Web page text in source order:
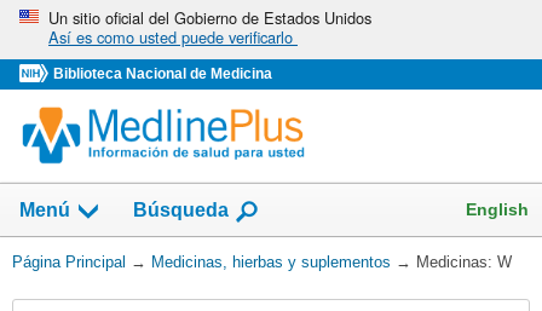
Omita
vaya
al
Contenido
Un sitio oficial del Gobierno de Estados Unidos
Así es como usted puede verificarlo
Biblioteca Nacional de Medicina
Menú
Mostrar
campo
de
Búsqueda English
Usted
Página Principal → Medicinas, hierbas y suplementos → Medicinas: W